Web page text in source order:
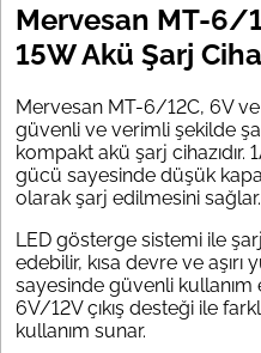
Mervesan MT-6/
15W Akü Şarj
Mervesan MT-6/12C, 6V
güvenli ve verimli şekilde
kompakt akü şarj cihazıdır.
gücü sayesinde düşük
olarak şarj edilmesini sağlar.
LED gösterge sistemi ile
edebilir, kısa devre ve
sayesinde güvenli
6V/12V çıkış desteği ile
kullanım sunar.